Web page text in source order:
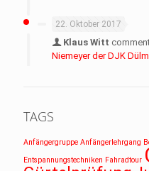
22. Oktober 2017
Klaus Witt
Niemeyer der DJK
TAGS
Anfängergruppe Anfängerlehrgang
Entspannungstechniken Fahradtour